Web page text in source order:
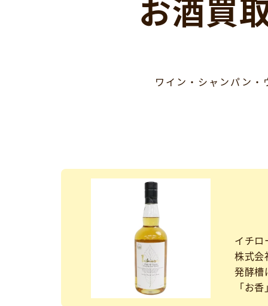
お酒買
ワイン・シャンパン
イチロ
株式会
発酵槽
「お